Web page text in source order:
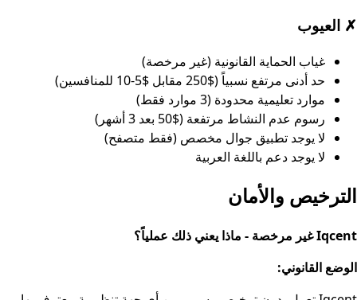
✗ العيوب
غياب الحماية القانونية (غير مرخصة)
حد أدنى مرتفع نسبياً ($250 مقابل $5-10 للمنافسين)
موارد تعليمية محدودة (3 موارد فقط)
رسوم عدم النشاط مرتفعة ($50 بعد 3 أشهر)
لا يوجد تطبيق جوال مخصص (فقط متصفح)
لا يوجد دعم باللغة العربية
الترخيص والأمان
Iqcent غير مرخصة - ماذا يعني ذلك عملياً؟
الوضع القانوني: